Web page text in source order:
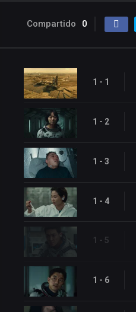
Compartido 0
1 - 1
1 - 2
1 - 3
1 - 4
1 - 5
1 - 6